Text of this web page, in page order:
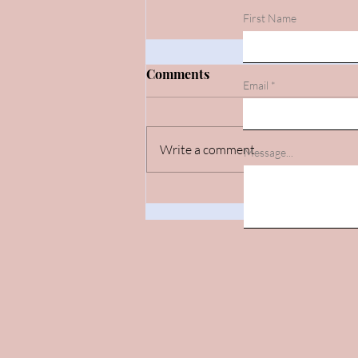
Errepideak / carreteras
Comments
Write a comment...
First Name
Email
Message...